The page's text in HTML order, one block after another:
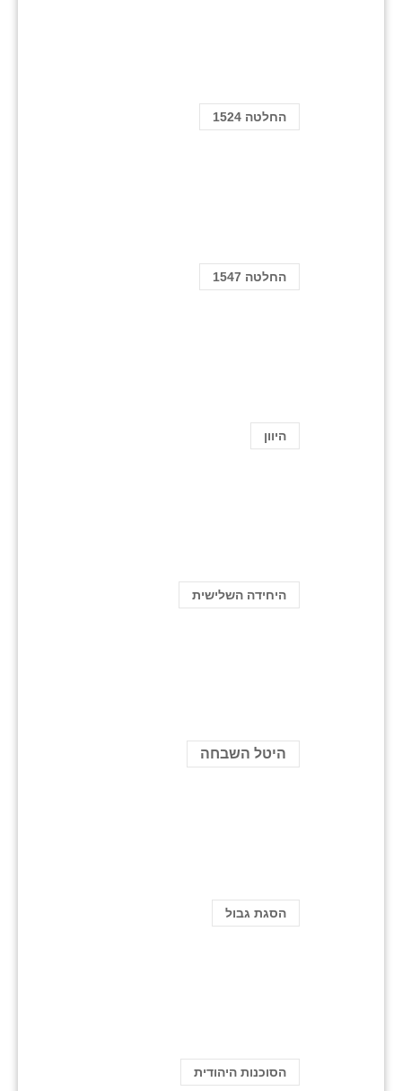
החלטה 1524
החלטה 1547
היוון
היחידה השלישית
היטל השבחה
הסגת גבול
הסוכנות היהודית